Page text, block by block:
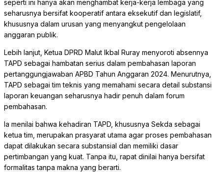
seperti ini hanya akan menghambat kerja-kerja lembaga yang
seharusnya bersifat kooperatif antara eksekutif dan legislatif,
khususnya dalam urusan yang menyangkut pengelolaan
anggaran publik.
Lebih lanjut, Ketua DPRD Malut Ikbal Ruray menyoroti absennya
TAPD sebagai hambatan serius dalam pembahasan laporan
pertanggungjawaban APBD Tahun Anggaran 2024. Menurutnya,
TAPD sebagai tim teknis yang memahami secara detail substansi
laporan keuangan seharusnya hadir penuh dalam forum
pembahasan.
Ia menilai bahwa kehadiran TAPD, khususnya Sekda sebagai
ketua tim, merupakan prasyarat utama agar proses pembahasan
dapat dilakukan secara substansial dan memiliki dasar
pertimbangan yang kuat. Tanpa itu, rapat dinilai hanya bersifat
formalitas tanpa makna yang berarti.